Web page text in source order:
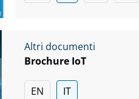
Altri documenti
Brochure IoT
EN IT